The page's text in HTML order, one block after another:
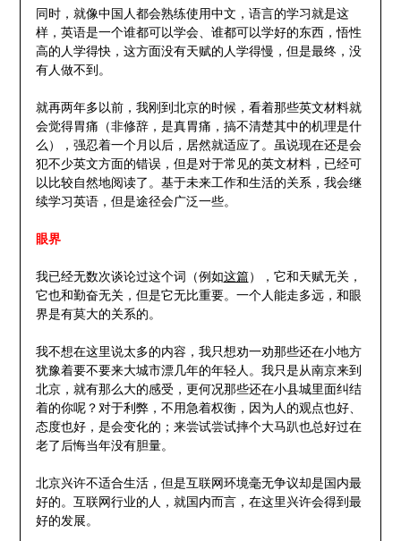
同时，就像中国人都会熟练使用中文，语言的学习就是这
样，英语是一个谁都可以学会、谁都可以学好的东西，悟性
高的人学得快，这方面没有天赋的人学得慢，但是最终，没
有人做不到。
就再两年多以前，我刚到北京的时候，看着那些英文材料就
会觉得胃痛（非修辞，是真胃痛，搞不清楚其中的机理是什
么），强忍着一个月以后，居然就适应了。虽说现在还是会
犯不少英文方面的错误，但是对于常见的英文材料，已经可
以比较自然地阅读了。基于未来工作和生活的关系，我会继
续学习英语，但是途径会广泛一些。
眼界
我已经无数次谈论过这个词（例如这篇），它和天赋无关，
它也和勤奋无关，但是它无比重要。一个人能走多远，和眼
界是有莫大的关系的。
我不想在这里说太多的内容，我只想劝一劝那些还在小地方
犹豫着要不要来大城市漂几年的年轻人。我只是从南京来到
北京，就有那么大的感受，更何况那些还在小县城里面纠结
着的你呢？对于利弊，不用急着权衡，因为人的观点也好、
态度也好，是会变化的；来尝试尝试摔个大马趴也总好过在
老了后悔当年没有胆量。
北京兴许不适合生活，但是互联网环境毫无争议却是国内最
好的。互联网行业的人，就国内而言，在这里兴许会得到最
好的发展。